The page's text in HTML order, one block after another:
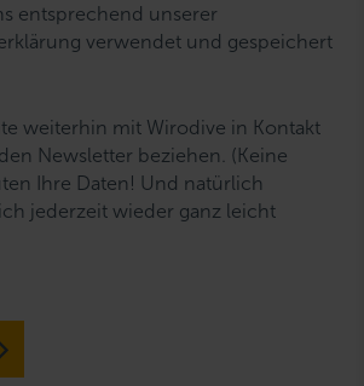
entsprechend unserer
verwendet und gespeichert
weiterhin mit Wirodive in Kontakt
Newsletter beziehen. (Keine
Ihre Daten! Und natürlich
jederzeit wieder ganz leicht